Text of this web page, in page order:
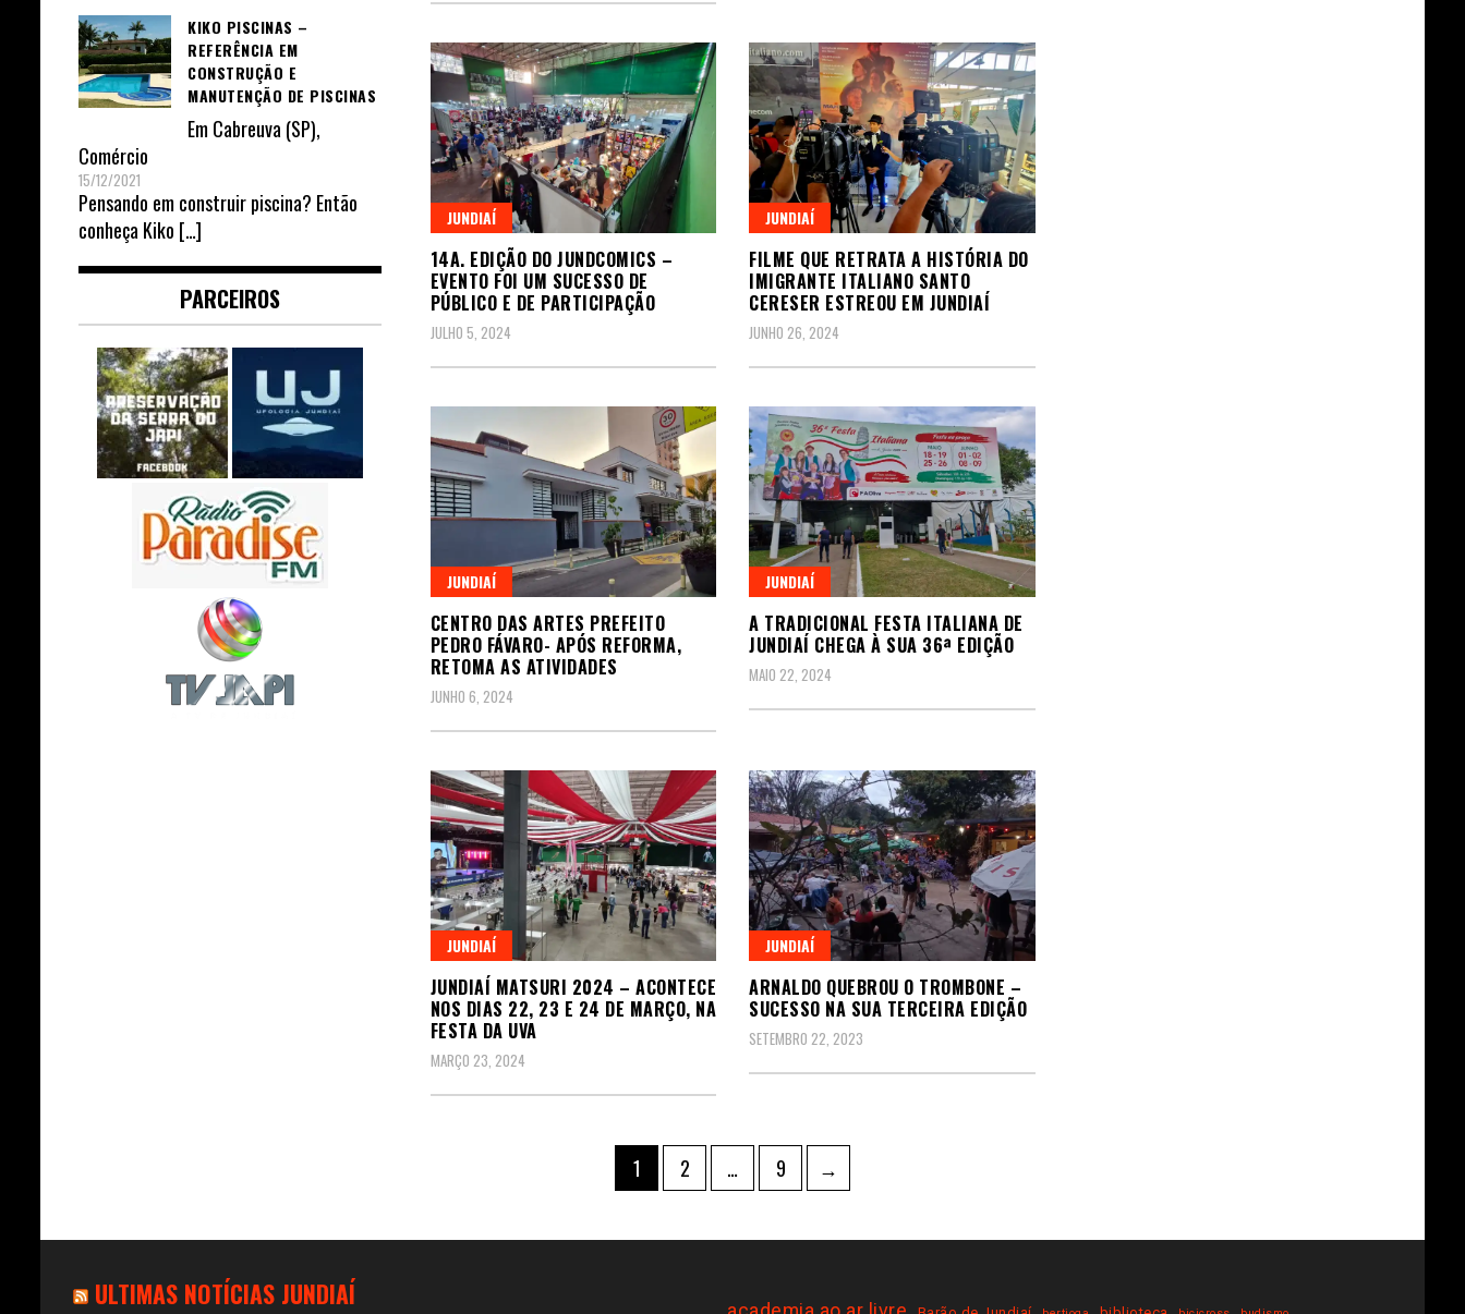
JUNDIAÍ
14A. EDIÇÃO DO JUNDCOMICS –
EVENTO FOI UM SUCESSO DE
PÚBLICO E DE PARTICIPAÇÃO
JULHO 5, 2024
JUNDIAÍ
FILME QUE RETRATA A HISTÓRIA DO
IMIGRANTE ITALIANO SANTO
CERESER ESTREOU EM JUNDIAÍ
JUNHO 26, 2024
JUNDIAÍ
CENTRO DAS ARTES PREFEITO
PEDRO FÁVARO- APÓS REFORMA,
RETOMA AS ATIVIDADES
JUNHO 6, 2024
JUNDIAÍ
A TRADICIONAL FESTA ITALIANA DE
JUNDIAÍ CHEGA À SUA 36ª EDIÇÃO
MAIO 22, 2024
JUNDIAÍ
JUNDIAÍ MATSURI 2024 – ACONTECE
NOS DIAS 22, 23 E 24 DE MARÇO, NA
FESTA DA UVA
MARÇO 23, 2024
JUNDIAÍ
ARNALDO QUEBROU O TROMBONE –
SUCESSO NA SUA TERCEIRA EDIÇÃO
SETEMBRO 22, 2023
posts
Page
1 Page
2 … Page
9 →
KIKO PISCINAS –
REFERÊNCIA EM
CONSTRUÇÃO E
MANUTENÇÃO DE PISCINAS
Em Cabreuva (SP),
Comércio
15/12/2021
Pensando em construir piscina? Então
conheça Kiko […]
PARCEIROS
ULTIMAS NOTÍCIAS JUNDIAÍ